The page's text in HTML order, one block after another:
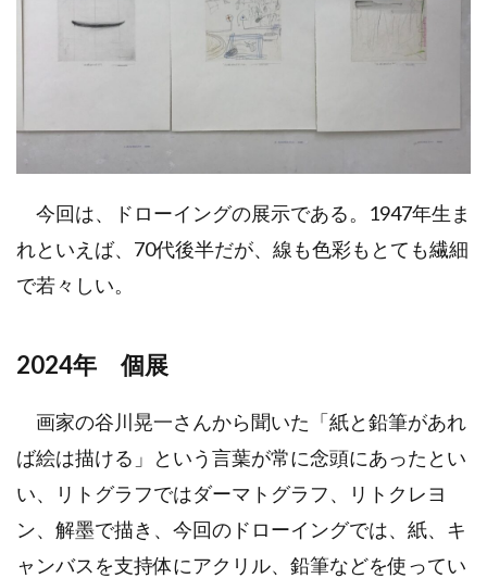
今回は、ドローイングの展示である。1947年生ま
れといえば、70代後半だが、線も色彩もとても繊細
で若々しい。
2024年 個展
画家の谷川晃一さんから聞いた「紙と鉛筆があれ
ば絵は描ける」という言葉が常に念頭にあったとい
い、リトグラフではダーマトグラフ、リトクレヨ
ン、解墨で描き、今回のドローイングでは、紙、キ
ャンバスを支持体にアクリル、鉛筆などを使ってい